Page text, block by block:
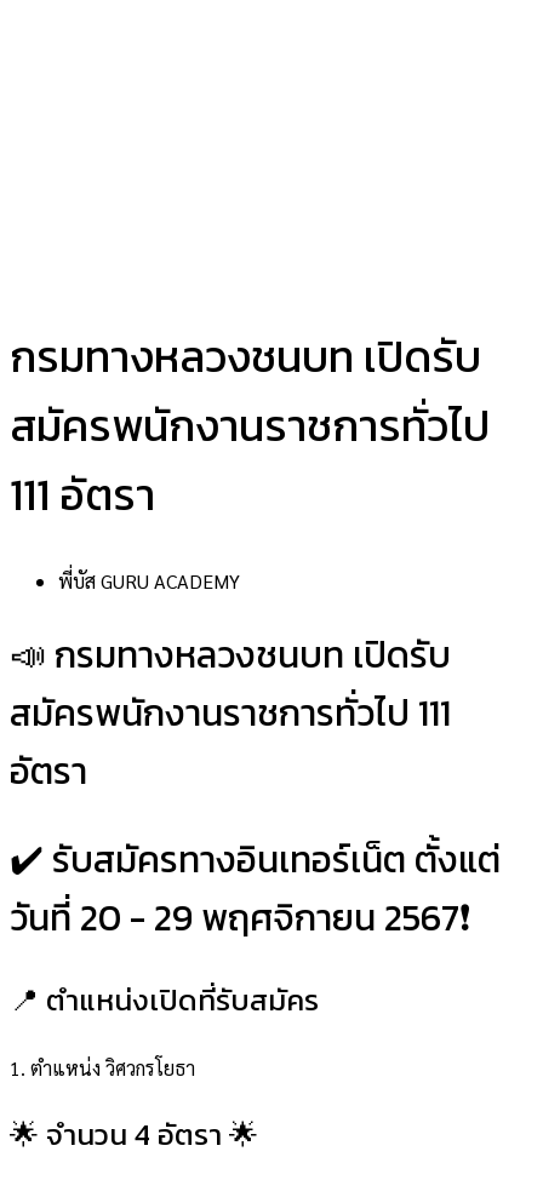
กรมทางหลวงชนบท เปิดรับ
สมัครพนักงานราชการทั่วไป
111 อัตรา
พี่บัส GURU ACADEMY
📣 กรมทางหลวงชนบท เปิดรับ
สมัครพนักงานราชการทั่วไป 111
อัตรา
✔️ รับสมัครทางอินเทอร์เน็ต ตั้งแต่
วันที่ 20 - 29 พฤศจิกายน 2567❗️
📍 ตำแหน่งเปิดที่รับสมัคร
1. ตำแหน่ง วิศวกรโยธา
🌟 จำนวน 4 อัตรา 🌟